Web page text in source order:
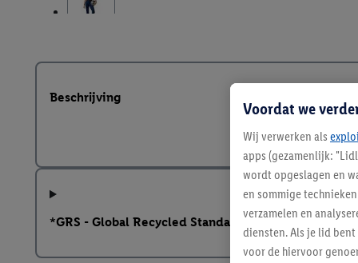
Beschrijving
*GRS - Global Recycled Standard
Voordat we
Wij verwerken als
apps (gezamenlijk:
wordt opgeslagen en
en sommige
verzamelen en
diensten. Als je lid
voor de hiervoor